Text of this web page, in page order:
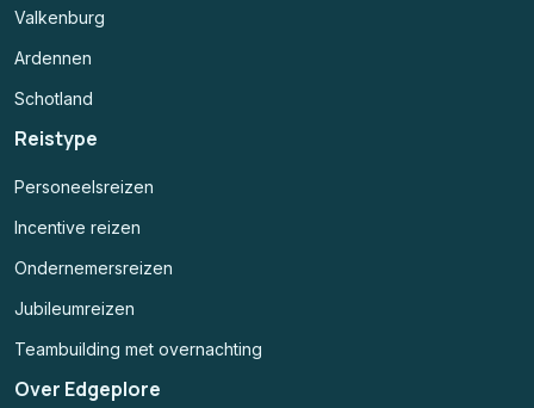
Valkenburg
Ardennen
Schotland
Reistype
Personeelsreizen
Incentive reizen
Ondernemersreizen
Jubileumreizen
Teambuilding met overnachting
Over Edgeplore